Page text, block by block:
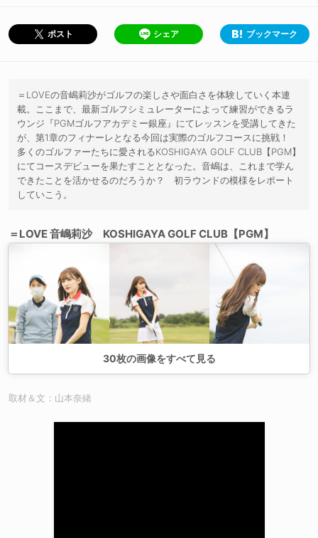
ポスト シェア ブックマーク
＝LOVEの音嶋莉沙がゴルフの楽しさや面白さを体験していく本連
載。ここまで、最新ゴルフシミュレーターによって練習ができるラ
ウンジ『PGMゴルフアカデミー銀座』にてレッスンを受講してきた
が、第1章のフィナーレとなる今回は実際のゴルフコースに挑戦！
多くのゴルファーたちに愛されるKOSHIGAYA GOLF CLUB【PGM】
にてコースデビューを果たすこととなった。音嶋は、これまで学ん
できたことを活かせるのだろうか？ 初ラウンドの模様をレポート
していこう。
＝LOVE 音嶋莉沙 KOSHIGAYA GOLF CLUB【PGM】
30枚の画像をすべて見る
取材＆文：山本奈緒